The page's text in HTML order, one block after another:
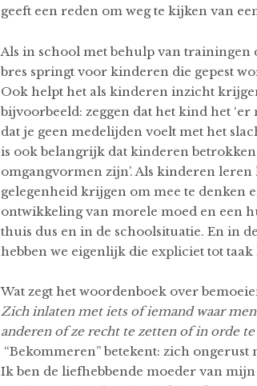
geeft een reden om weg te kijken van
Als in school met behulp van trainingen
bres springt voor kinderen die gepest
Ook helpt het als kinderen inzicht
bijvoorbeeld: zeggen dat het kind het ‘er
dat je geen medelijden voelt met het
is ook belangrijk dat kinderen betrokken
omgangvormen zijn’. Als kinderen
gelegenheid krijgen om mee te denken
ontwikkeling van morele moed en een
thuis dus en in de schoolsituatie. En in
hebben we eigenlijk die expliciet tot
Wat zegt het woordenboek over
Zich inlaten met iets of iemand waar
anderen of ze recht te zetten of in orde
“Bekommeren” betekent: zich
Ik ben de liefhebbende moeder van